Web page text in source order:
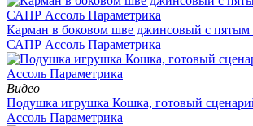
Карман в боковом шве джинсовый с пятым
САПР Ассоль Параметрика
Видео
Подушка игрушка Кошка, готовый
Ассоль Параметрика